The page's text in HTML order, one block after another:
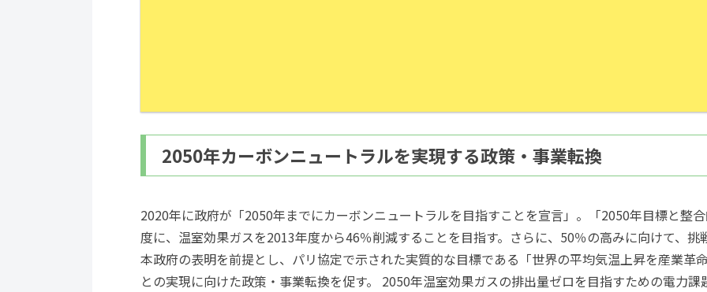
2050年カーボンニュートラルを実現する政策・事業転換
2020年に政府が「2050年までにカーボンニュートラルを目指すことを宣言」。「2050年目標と整
度に、温室効果ガスを2013年度から46％削減することを目指す。さらに、50％の高みに向けて、
本政府の表明を前提とし、パリ協定で示された実質的な目標である「世界の平均気温上昇を産業革
との実現に向けた政策・事業転換を促す。 2050年温室効果ガスの排出量ゼロを目指すための電力